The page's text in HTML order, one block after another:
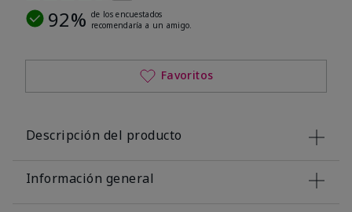
92% de los encuestados
recomendaría a un amigo.
Favoritos
Descripción del producto
Información general